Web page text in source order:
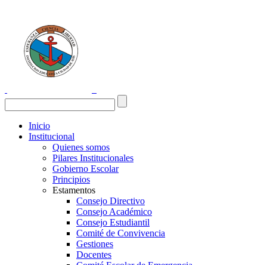
Inicio
Institucional
Quienes somos
Pilares Institucionales
Gobierno Escolar
Principios
Estamentos
Consejo Directivo
Consejo Académico
Consejo Estudiantil
Comité de Convivencia
Gestiones
Docentes